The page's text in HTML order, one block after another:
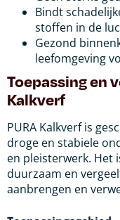
Bindt
stoffen in de
Gezond
leefomgeving
Toepassing en
Kalkverf
PURA Kalkverf is
droge en stabiele
en pleisterwerk. Het
duurzaam en
aanbrengen en